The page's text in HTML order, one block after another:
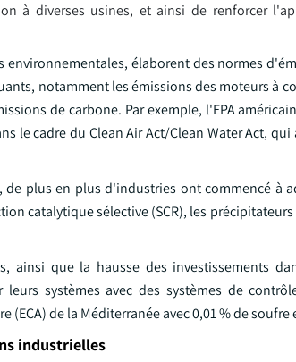
à diverses usines, et ainsi de renforcer
élaborent des normes
notamment les émissions des moteurs à
de carbone. Par exemple, l'EPA
le cadre du Clean Air Act/Clean Water Act, qui
plus en plus d'industries ont commencé à
catalytique sélective (SCR), les
ainsi que la hausse des investissements
systèmes avec des systèmes de
de la Méditerranée avec 0,01 % de soufre
industrielles